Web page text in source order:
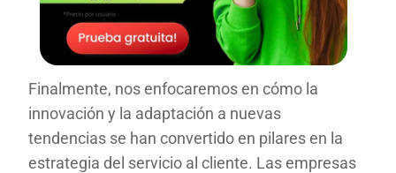
Finalmente, nos enfocaremos en cómo la
innovación y la adaptación a nuevas
tendencias se han convertido en pilares en la
estrategia del servicio al cliente. Las empresas